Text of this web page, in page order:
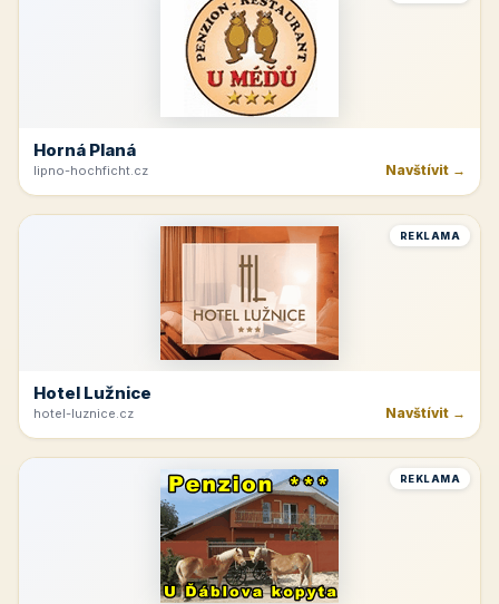
Horná Planá
lipno-hochficht.cz Navštívit →
REKLAMA
Hotel Lužnice
hotel-luznice.cz Navštívit →
REKLAMA